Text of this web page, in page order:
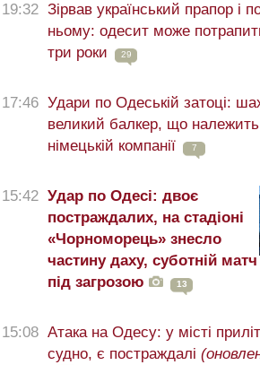
19:32 Зірвав український прапор і
ньому: одесит може
три роки
29
17:46 Удари по Одеській затоці:
великий балкер, що належить
німецькій компанії
7
15:42 Удар по Одесі: двоє
постраждалих, на стадіоні
«Чорноморець» знесло
частину даху, суботній матч
під загрозою
13
15:08 Атака на Одесу: у місті
судно, є постраждалі